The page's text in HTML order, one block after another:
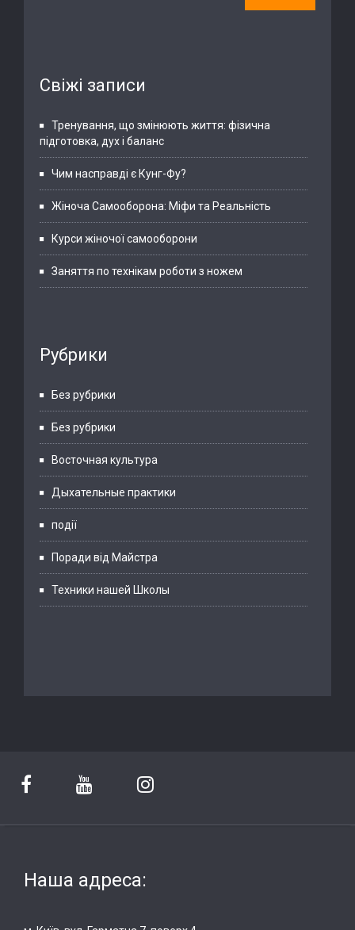
Свіжі записи
Тренування, що змінюють життя: фізична
підготовка, дух і баланс
Чим насправді є Кунг-Фу?
Жіноча Самооборона: Міфи та Реальність
Курси жіночої самооборони
Заняття по технікам роботи з ножем
Рубрики
Без рубрики
Без рубрики
Восточная культура
Дыхательные практики
події
Поради від Майстра
Техники нашей Школы
Наша адреса: